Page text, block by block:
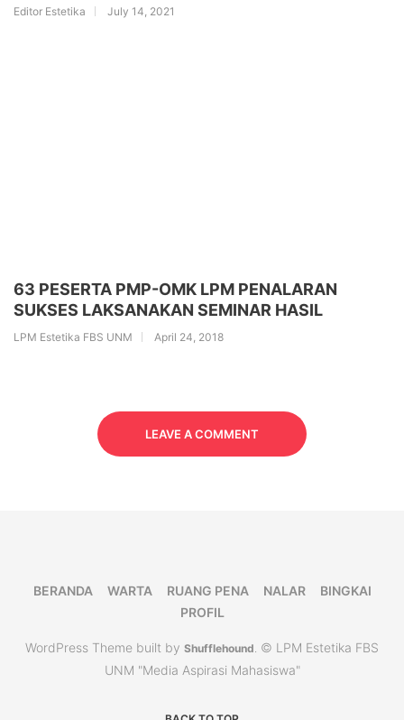
Editor Estetika July 14, 2021
63 PESERTA PMP-OMK LPM PENALARAN
SUKSES LAKSANAKAN SEMINAR HASIL
LPM Estetika FBS UNM April 24, 2018
LEAVE A COMMENT
BERANDA WARTA RUANG PENA NALAR
BINGKAI
PROFIL
WordPress Theme built by Shufflehound © LPM Estetika FBS
UNM "Media Aspirasi Mahasiswa"